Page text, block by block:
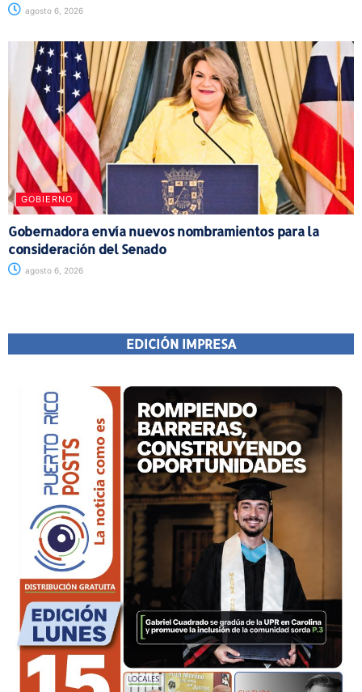
agosto 6, 2026
GOBIERNO
Gobernadora envía nuevos nombramientos para la
consideración del Senado
agosto 6, 2026
EDICIÓN IMPRESA